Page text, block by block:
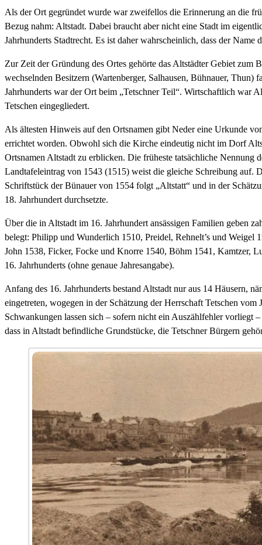
Als der Ort gegründet wurde war zweifellos die Erinnerung an die
Bezug nahm: Altstadt. Dabei braucht aber nicht eine Stadt im
Jahrhunderts Stadtrecht. Es ist daher wahrscheinlich, dass der
Zur Zeit der Gründung des Ortes gehörte das Altstädter Gebiet zum
wechselnden Besitzern (Wartenberger, Salhausen, Bühnauer, Thun)
Jahrhunderts war der Ort beim „Tetschner Teil“. Wirtschaftlich war
Tetschen eingegliedert.
Als ältesten Hinweis auf den Ortsnamen gibt Neder eine Urkunde
errichtet worden. Obwohl sich die Kirche eindeutig nicht im Dorf
Ortsnamen Altstadt zu erblicken. Die früheste tatsächliche Nennung
Landtafeleintrag von 1543 (1515) weist die gleiche Schreibung auf.
Schriftstück der Bünauer von 1554 folgt „Altstatt“ und in der
18. Jahrhundert durchsetzte.
Über die in Altstadt im 16. Jahrhundert ansässigen Familien geben
belegt: Philipp und Wunderlich 1510, Preidel, Rehnelt’s und
John 1538, Ficker, Focke und Knorre 1540, Böhm 1541, Kamtzer,
16. Jahrhunderts (ohne genaue Jahresangabe).
Anfang des 16. Jahrhunderts bestand Altstadt nur aus 14 Häusern,
eingetreten, wogegen in der Schätzung der Herrschaft Tetschen
Schwankungen lassen sich – sofern nicht ein Auszählfehler vorliegt
dass in Altstadt befindliche Grundstücke, die Tetschner Bürgern